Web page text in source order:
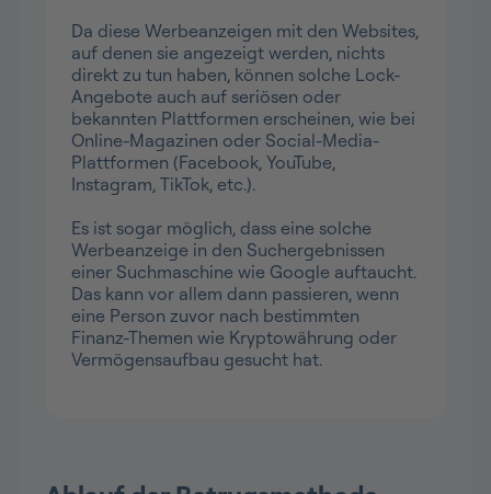
Da diese Werbeanzeigen mit den Websites,
auf denen sie angezeigt werden, nichts
direkt zu tun haben, können solche Lock-
Angebote auch auf seriösen oder
bekannten Plattformen erscheinen, wie bei
Online-Magazinen oder Social-Media-
Plattformen (Facebook, YouTube,
Instagram, TikTok, etc.).
Es ist sogar möglich, dass eine solche
Werbeanzeige in den Suchergebnissen
einer Suchmaschine wie Google auftaucht.
Das kann vor allem dann passieren, wenn
eine Person zuvor nach bestimmten
Finanz-Themen wie Kryptowährung oder
Vermögensaufbau gesucht hat.